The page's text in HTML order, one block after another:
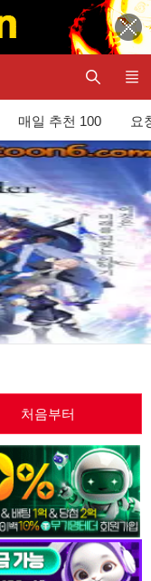
매일 추천 100 요
처음부터